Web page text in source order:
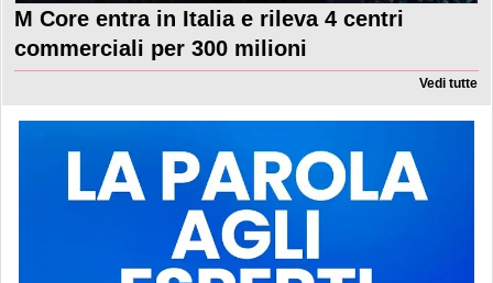
M Core entra in Italia e rileva 4 centri
commerciali per 300 milioni
Vedi tutte